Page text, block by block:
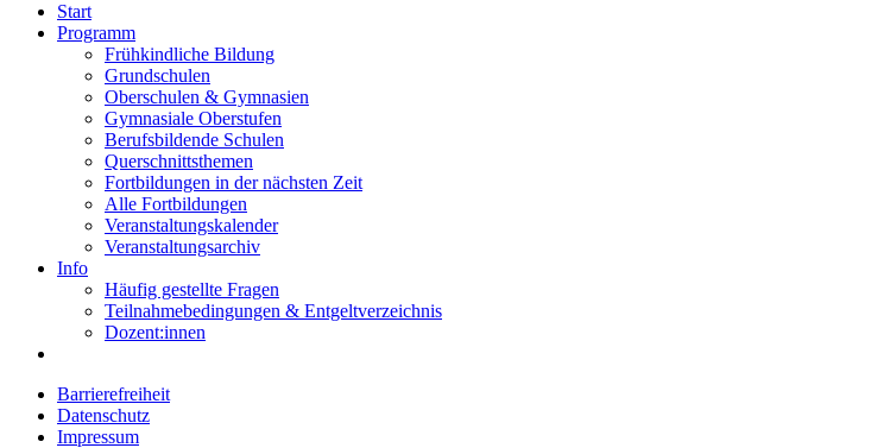
Start
Programm
Frühkindliche Bildung
Grundschulen
Oberschulen & Gymnasien
Gymnasiale Oberstufen
Berufsbildende Schulen
Querschnittsthemen
Fortbildungen in der nächsten Zeit
Alle Fortbildungen
Veranstaltungskalender
Veranstaltungsarchiv
Info
Häufig gestellte Fragen
Teilnahmebedingungen & Entgeltverzeichnis
Dozent:innen
Barrierefreiheit
Datenschutz
Impressum